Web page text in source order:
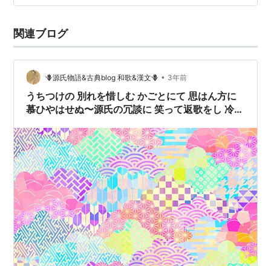
関連ブログ
🪻源氏物語&古典blog 和歌&漢文🪻 • 3年前
うちつけの 別れを惜しむ かごとにて 思はん方に
慕ひやはせぬ〜源氏の冗談に 笑って返歌をし 冷か